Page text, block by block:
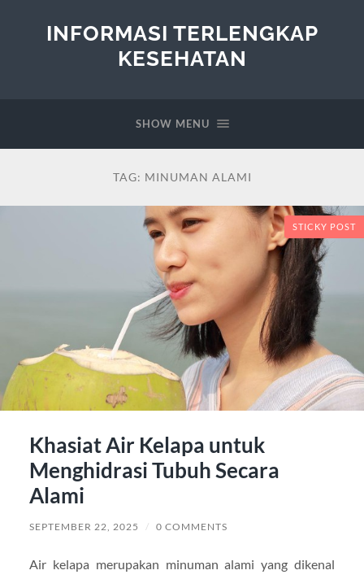
INFORMASI TERLENGKAP
KESEHATAN
SHOW MENU
TAG: MINUMAN ALAMI
STICKY POST
Khasiat Air Kelapa untuk
Menghidrasi Tubuh Secara
Alami
SEPTEMBER 22, 2025 / 0 COMMENTS
Air kelapa merupakan minuman alami yang dikenal